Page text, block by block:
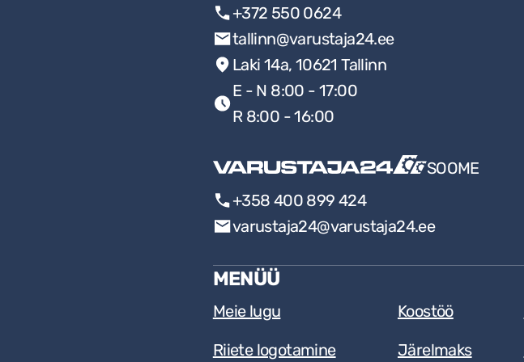
+372 550 0624
tallinn@varustaja24.ee
Laki 14a, 10621 Tallinn
E - N 8:00 - 17:00
R 8:00 - 16:00
SOOME
+358 400 899 424
varustaja24@varustaja24.ee
MENÜÜ
Meie lugu Koostöö
Riiete logotamine
Järelmaks